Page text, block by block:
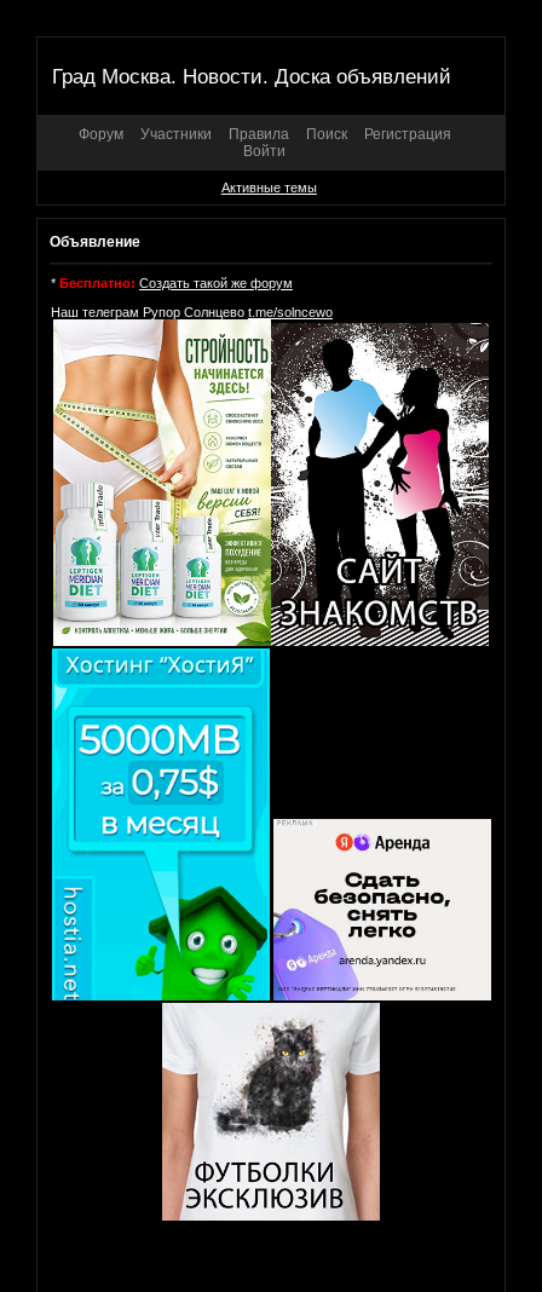
Град Москва. Новости. Доска объявлений
Форум Участники Правила Поиск
Регистрация
Войти
Активные темы
Объявление
* Бесплатно: Создать такой же форум
Наш телеграм Рупор Солнцево t.me/solncewo